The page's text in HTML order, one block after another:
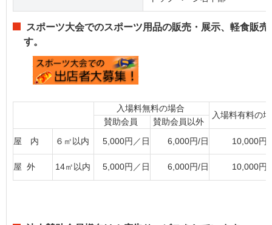
スポーツ大会でのスポーツ用品の販売・展示、軽食販
す。
入場料無料の場合
入場料有料の
賛助会員
賛助会員以外
屋 内
６㎡以内 5,000円／日 6,000円/日 10,000円
屋 外 14㎡以内 5,000円／日 6,000円/日 10,000円